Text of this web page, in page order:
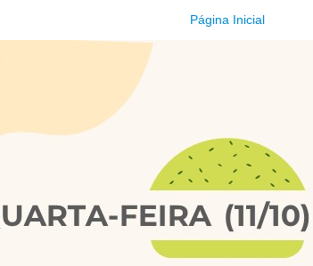
Página Inicial